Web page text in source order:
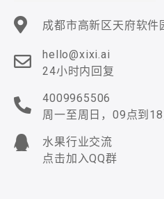
成都市高新区天府软件
hello@xixi.ai
24小时内回复
4009965506
周一至周日，09点到
水果行业交流
点击加入QQ群